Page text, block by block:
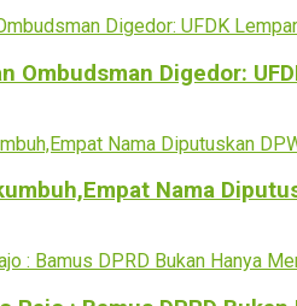
Ombudsman Digedor:
Nama